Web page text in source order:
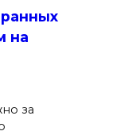
на
за